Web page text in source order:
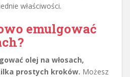
właściwości.
emulgować
olej na włosach,
prostych kroków. Możesz